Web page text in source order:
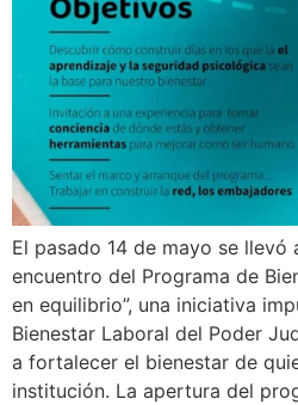
El pasado 14 de mayo se llevó
encuentro del Programa de
en equilibrio”, una iniciativa
Bienestar Laboral del Poder
a fortalecer el bienestar de
institución. La apertura del